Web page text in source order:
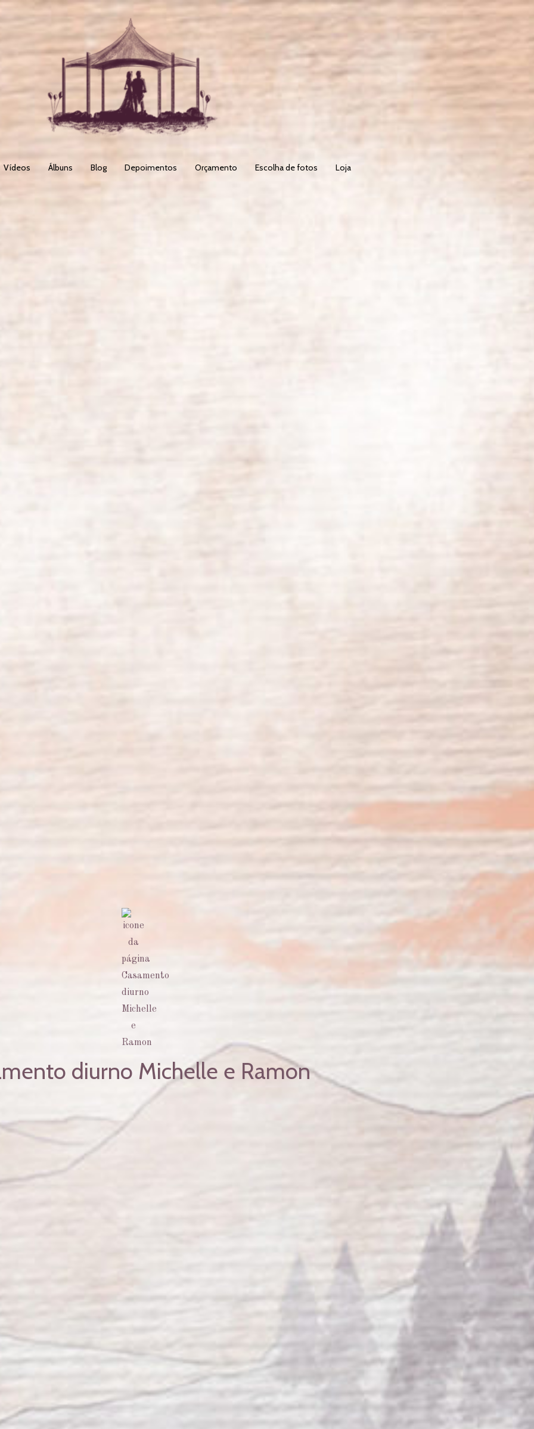
Vídeos Álbuns Blog Depoimentos Orçamento Escolha de fotos Loja
diurno Michelle e Ramon